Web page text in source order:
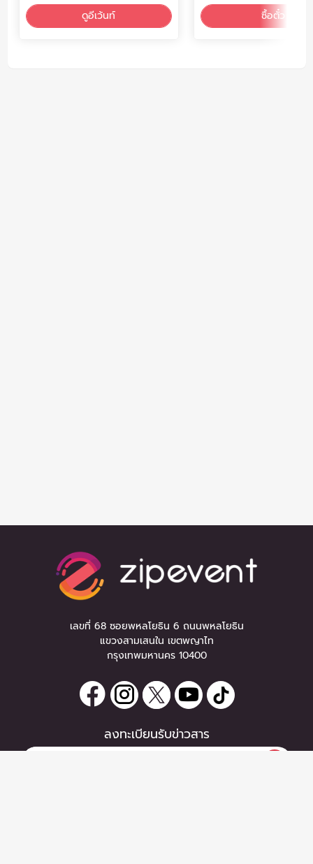
ดูอีเว้นท์
ซื้อตั๋ว
เลขที่ 68 ซอยพหลโยธิน 6 ถนนพหลโยธิน
แขวงสามเสนใน เขตพญาไท
กรุงเทพมหานคร 10400
ลงทะเบียนรับข่าวสาร